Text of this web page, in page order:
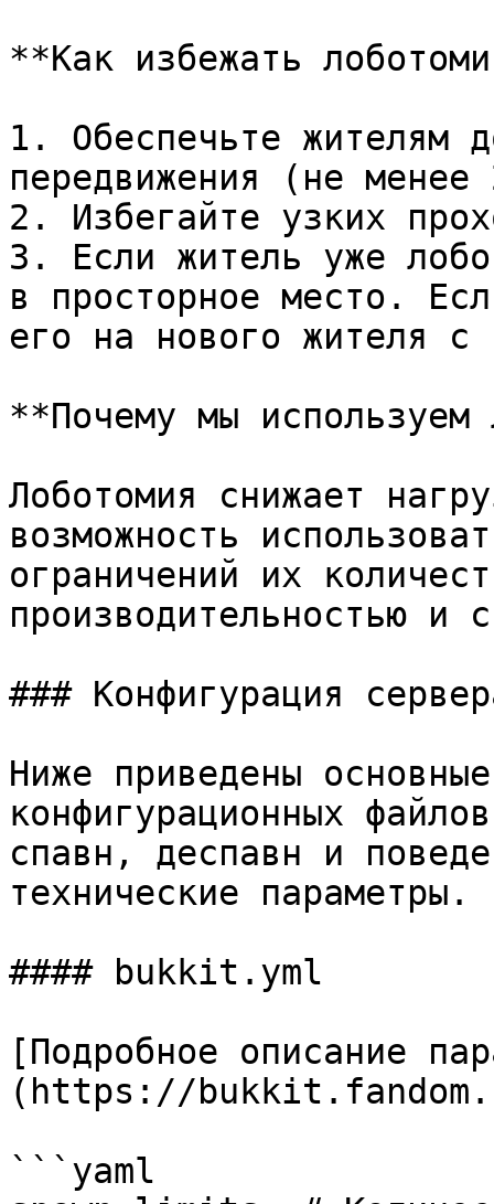
**Как избежать
1. Обеспечьте жителям
передвижения (не
2. Избегайте узких
3. Если житель уже
в просторное место.
его на нового жителя с
**Почему мы используем
Лоботомия снижает
возможность
ограничений их
производительностью и
### Конфигурация
Ниже приведены
конфигурационных
спавн, деспавн и
технические параметры.
#### bukkit.yml
[Подробное описание
(https://
```yaml